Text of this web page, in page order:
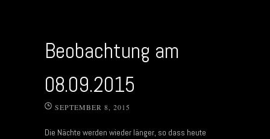
Beobachtung am
08.09.2015
SEPTEMBER 8, 2015
Die Nächte werden wieder länger, so dass heute